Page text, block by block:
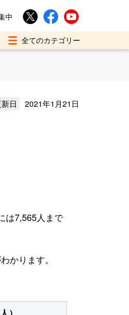
中
日 2021年1月21日
は7,565人まで
かります。